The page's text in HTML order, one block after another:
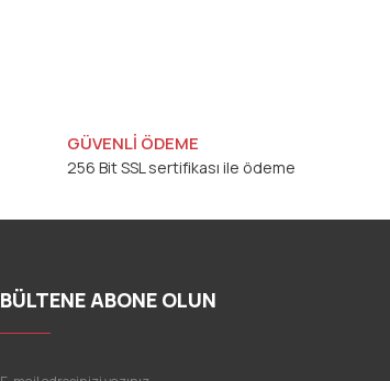
GÜVENLİ ÖDEME
256 Bit SSL sertifikası ile ödeme
BÜLTENE ABONE OLUN